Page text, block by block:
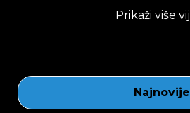
Prikaži više
Najnovije